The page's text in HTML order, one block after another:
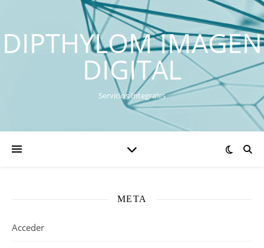
DIPTHYLOM IMAGEN
DIGITAL
Servicios Integrales
META
Acceder